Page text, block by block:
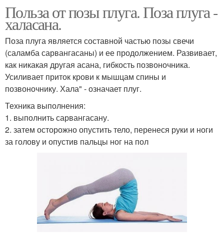
Польза от позы плуга. Поза плуга -
халасана.
Поза плуга является составной частью позы свечи
(саламба сарвангасаны) и ее продолжением. Развивает,
как никакая другая асана, гибкость позвоночника.
Усиливает приток крови к мышцам спины и
позвоночнику. Хала" - означает плуг.
Техника выполнения:
1. выполнить сарвангасану.
2. затем осторожно опустить тело, перенеся руки и ноги
за голову и опустив пальцы ног на пол